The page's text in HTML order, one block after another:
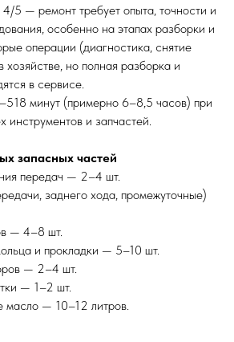
4/5 — ремонт требует опыта, точности и
особенно на этапах разборки и
операции (диагностика, снятие
но полная разборка и
в сервисе.
минут (примерно 6–8,5 часов) при
инструментов и запчастей.
запасных частей
передач — 2–4 шт.
заднего хода, промежуточные)
— 4–8 шт.
и прокладки — 5–10 шт.
— 2–4 шт.
— 1–2 шт.
масло — 10–12 литров.